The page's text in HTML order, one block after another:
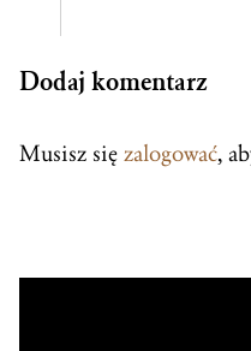
Dodaj komentarz
Musisz się zalogować,